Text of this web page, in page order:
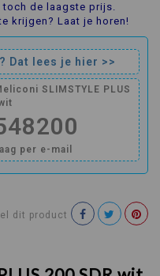
toch de laagste prijs.
krijgen? Laat je horen!
Dat lees je hier >>
SLIMSTYLE PLUS
per e-mail
dit product